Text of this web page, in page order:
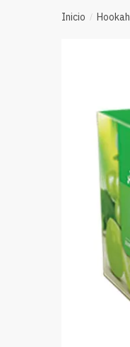
Inicio / Hookah